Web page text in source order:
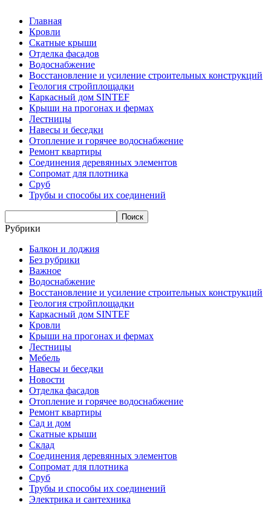
Главная
Кровли
Скатные крыши
Отделка фасадов
Водоснабжение
Восстановление и усиление строительных конструкций
Геология стройплощадки
Каркасный дом SINTEF
Крыши на прогонах и фермах
Лестницы
Навесы и беседки
Отопление и горячее водоснабжение
Ремонт квартиры
Соединения деревянных элементов
Сопромат для плотника
Сруб
Трубы и способы их соединений
Рубрики
Балкон и лоджия
Без рубрики
Важное
Водоснабжение
Восстановление и усиление строительных конструкций
Геология стройплощадки
Каркасный дом SINTEF
Кровли
Крыши на прогонах и фермах
Лестницы
Мебель
Навесы и беседки
Новости
Отделка фасадов
Отопление и горячее водоснабжение
Ремонт квартиры
Сад и дом
Скатные крыши
Склад
Соединения деревянных элементов
Сопромат для плотника
Сруб
Трубы и способы их соединений
Электрика и сантехника